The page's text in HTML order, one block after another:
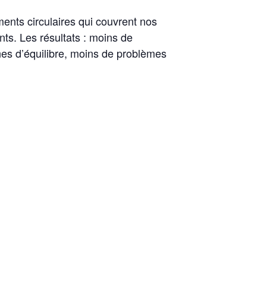
circulaires qui couvrent nos
Les résultats : moins de
d’équilibre, moins de problèmes